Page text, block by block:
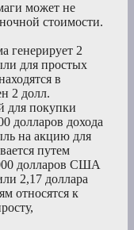
может не
стоимости.
генерирует 2
для простых
в
2 долл.
для покупки
долларов дохода
на акцию для
путем
долларов США
2,17 доллара
относятся к